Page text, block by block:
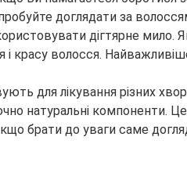
доглядати за
дігтярне
красу волосся.
для лікування різних
натуральні компоненти.
брати до уваги саме